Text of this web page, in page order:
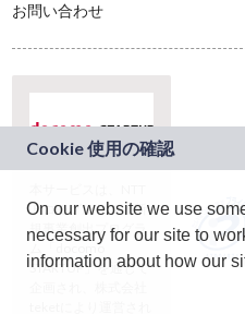
お問い合わせ
ドコモグループの新
規事業創出プログラ
ム「docomo
STARTUP」を通じて
On our website we use
necessary for our site to
information about how our